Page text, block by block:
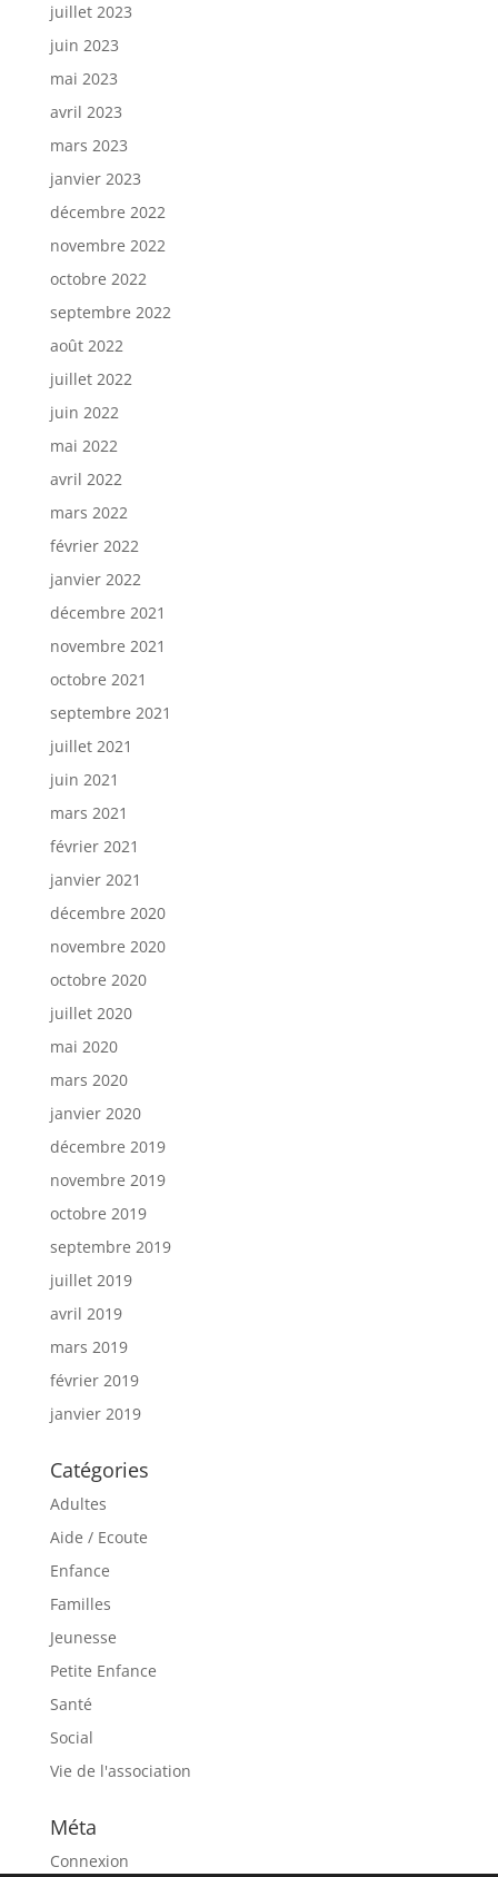
juillet 2023
juin 2023
mai 2023
avril 2023
mars 2023
janvier 2023
décembre 2022
novembre 2022
octobre 2022
septembre 2022
août 2022
juillet 2022
juin 2022
mai 2022
avril 2022
mars 2022
février 2022
janvier 2022
décembre 2021
novembre 2021
octobre 2021
septembre 2021
juillet 2021
juin 2021
mars 2021
février 2021
janvier 2021
décembre 2020
novembre 2020
octobre 2020
juillet 2020
mai 2020
mars 2020
janvier 2020
décembre 2019
novembre 2019
octobre 2019
septembre 2019
juillet 2019
avril 2019
mars 2019
février 2019
janvier 2019
Catégories
Adultes
Aide / Ecoute
Enfance
Familles
Jeunesse
Petite Enfance
Santé
Social
Vie de l'association
Méta
Connexion